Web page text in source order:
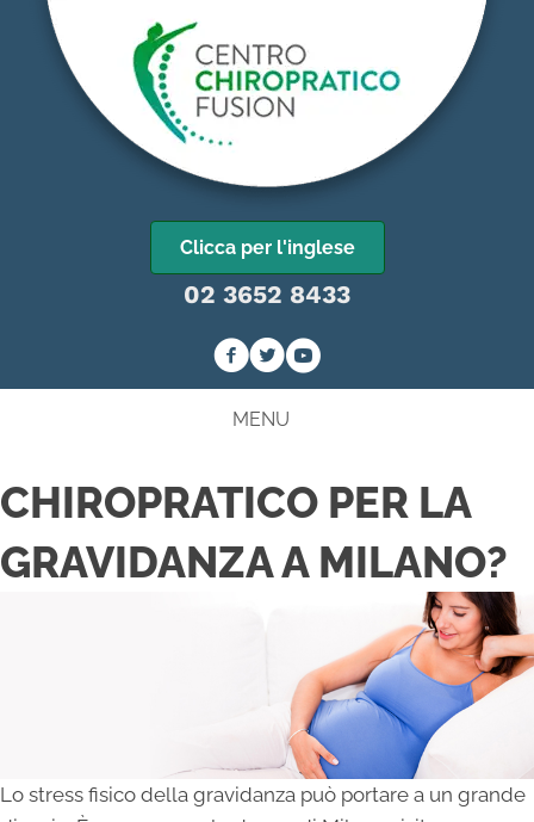
Clicca per l'inglese
02 3652 8433
MENU
CHIROPRATICO PER LA
GRAVIDANZA A MILANO?
Lo stress fisico della gravidanza può portare a un grande